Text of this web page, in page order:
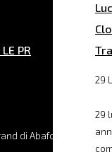
PR
di Abafoods, filiale
29
29